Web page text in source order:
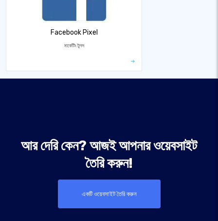
Facebook Pixel
মার্কেটিং টুলস
আর দেরি কেন? আজই আপনার ওয়েবসাইট
তৈরি করুন!
একটি ওয়েবসাইট তৈরি করুন